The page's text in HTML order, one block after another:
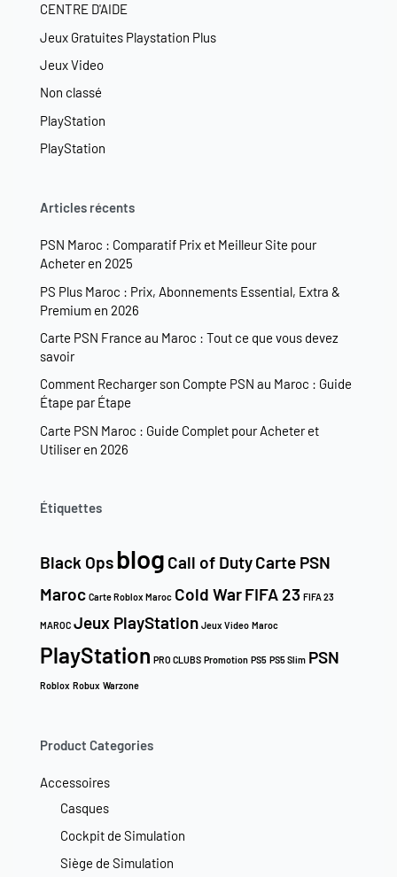
CENTRE D'AIDE
Jeux Gratuites Playstation Plus
Jeux Video
Non classé
PlayStation
PlayStation
Articles récents
PSN Maroc : Comparatif Prix et Meilleur Site pour
Acheter en 2025
PS Plus Maroc : Prix, Abonnements Essential, Extra &
Premium en 2026
Carte PSN France au Maroc : Tout ce que vous devez
savoir
Comment Recharger son Compte PSN au Maroc : Guide
Étape par Étape
Carte PSN Maroc : Guide Complet pour Acheter et
Utiliser en 2026
Étiquettes
Black Opsblog Call of DutyCarte PSN
Maroc Carte Roblox Maroc Cold WarFIFA 23 FIFA 23
MAROC Jeux PlayStation Jeux Video Maroc
PlayStation PRO CLUBS Promotion PS5 PS5 Slim PSN
Roblox Robux Warzone
Product Categories
Accessoires
Casques
Cockpit de Simulation
Siège de Simulation